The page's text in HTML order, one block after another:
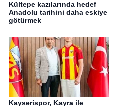
Kültepe kazılarında hedef
Anadolu tarihini daha eskiye
götürmek
Kayserispor, Kayra ile